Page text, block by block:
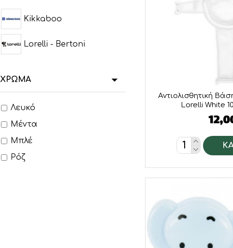
Kikkaboo
Lorelli - Bertoni
ΧΡΏΜΑ
Λευκό
Μέντα
Μπλέ
Ρόζ
Αντιολισθητική
Lorelli White